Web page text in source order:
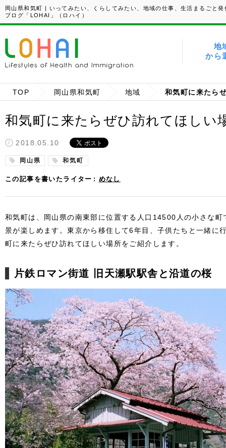
岡山県和気町 | いってみたい、くらしてみたい、地域の仕事、生活まるごと発
ブログ「LOHAI」（ロハイ）
地
から
TOP 岡山県和気町 地域 和気町に来たら
和気町に来たらぜひ訪れてほしい
2018.05.10
岡山県 和気町
この記事を書いたライター めなし
和気町は、岡山県の南東部に位置する人口14500人の小さな
景が楽しめます。東京から移住して6年目、子供たちと一緒に
町に来たらぜひ訪れてほしい場所をご紹介します。
片鉄ロマン街道 旧天瀬駅駅舎と沿道の桜